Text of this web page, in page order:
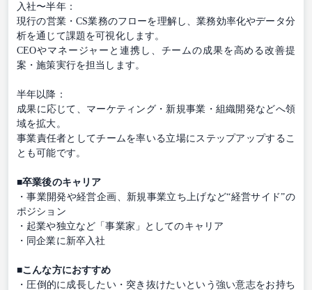
入社〜半年：
現行の営業・CS業務のフローを理解し、業務効率化やデータ分
析を通じて課題を可視化します。
CEOやマネージャーと連携し、チームの成果を高める改善提
案・施策実行を担当します。
半年以降：
成果に応じて、マーケティング・新規事業・組織開発などへ領
域を拡大。
事業責任者としてチームを率いる立場にステップアップするこ
とも可能です。
■卒業後のキャリア
・事業開発や経営企画、新規事業立ち上げなど“経営サイド”の
ポジション
・起業や独立など「事業家」としてのキャリア
・同企業に新卒入社
■こんな方におすすめ
・圧倒的に成長したい・突き抜けたいという強い意志をお持ち